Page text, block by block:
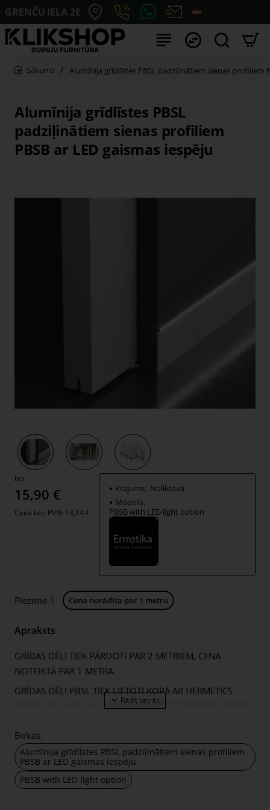
GRENČU IELA 2E
Alumīnija grīdlīstes PBSL
padziļinātiem sienas profiliem
PBSB ar LED gaismas iespēju
Alumīnija grīdlīstes PBSL padziļinātiem sienas profiliem
no
15,90 €
Cena bez PVN: 13,14 €
Krājums: Noliktavā
Modelis:
PBSB with LED light option
Piezīme 1 Cena norādīta par 1 metru
Apraksts
GRĪDAS DĒĻI TIEK PĀRDOTI PAR 2 METRIEM, CENA
NOTEIKTĀ PAR 1 METRA.
GRĪDAS DĒĻI PBSL TIEK LIETOTI KOPĀ AR HERMETICS
ABSOLUTE RUSH ALUMINIUM PAGRĪVOTIE PROFILI PBSB.
izmanto kopā ar PBSB iegremdējamiem profiliem.
Grīdlīstes paredzētas dekoratīvajam apgaismojumam,
LED lentes (nav iekļautas komplektācijā). Tas ir ideāls
risinājums iekštelpu nakts apgaismojumam. Elegants un
Birkas:
Alumīnija grīdlīstes PBSL padziļinātiem sienas profiliem
PBSB ar LED gaismas iespēju
PBSB with LED light option